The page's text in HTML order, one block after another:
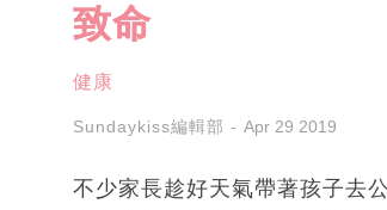
致命
健康
Sundaykiss編輯部 Apr 29 2019
不少家長趁好天氣帶著孩子去